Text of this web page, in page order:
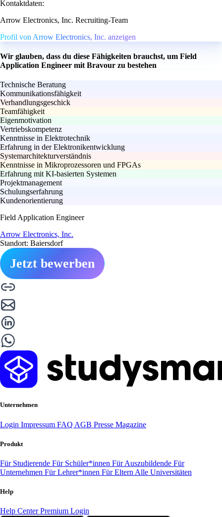
Kontaktdaten:
Arrow Electronics, Inc. Recruiting-Team
Profil von Arrow Electronics, Inc. anzeigen
Wir glauben, dass du diese Fähigkeiten brauchst, um Field
Application Engineer mit Bravour zu bestehen
Technische Beratung
Kommunikationsfähigkeit
Verhandlungsgeschick
Teamfähigkeit
Eigenmotivation
Vertriebskompetenz
Kenntnisse in Elektrotechnik
Erfahrung in der Elektronikentwicklung
Systemarchitekturverständnis
Kenntnisse in Mikroprozessoren und FPGAs
Erfahrung mit KI-basierten Systemen
Projektmanagement
Schulungserfahrung
Kundenorientierung
Field Application Engineer
Arrow Electronics, Inc.
Standort: Baiersdorf
Jetzt bewerben
Unternehmen
Login Impressum FAQ AGB Presse Magazine
Produkt
Für Studierende Für Schüler*innen Für Auszubildende Für
Unternehmen Für Lehrer*innen Für Eltern Alle Universitäten
Help
Help CenterPremium Login